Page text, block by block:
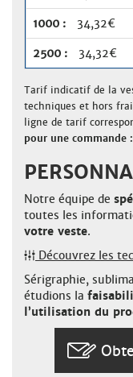
34,32€
34,32€
Tarif indicatif de la
techniques et hors
ligne de tarif
pour une commande
Notre équipe de
toutes les
votre veste.
Découvrez les
Sérigraphie,
étudions la
l’utilisation du